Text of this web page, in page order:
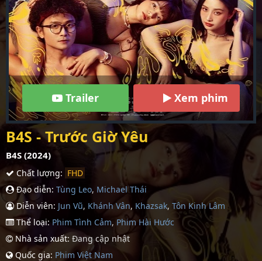
Trailer Xem phim
B4S - Trước Giờ Yêu
B4S (2024)
Chất lượng: FHD
Đạo diễn: Tùng Leo, Michael Thái
Diễn viên: Jun Vũ, Khánh Vân, Khazsak, Tôn Kinh Lâm
Thể loại: Phim Tình Cảm, Phim Hài Hước
Nhà sản xuất: Đang cập nhật
Quốc gia: Phim Việt Nam